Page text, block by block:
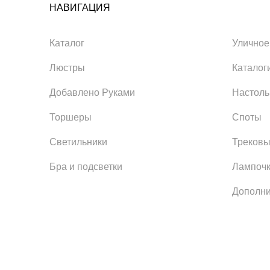
НАВИГАЦИЯ
Каталог
Люстры
Добавлено Руками
Торшеры
Светильники
Бра и подсветки
Споты